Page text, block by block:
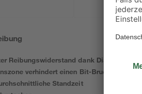
Reibungswiderstand dank
verhindert einen Bit-Bruch
Standzeit